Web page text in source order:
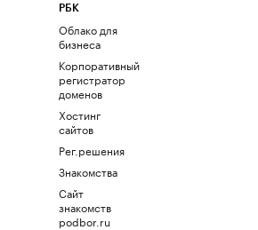
РБК
Облако для
бизнеса
Корпоративный
регистратор
доменов
Хостинг
сайтов
Рег.решения
Знакомства
Сайт
знакомств
podbor.ru